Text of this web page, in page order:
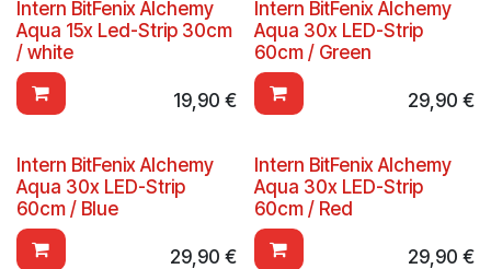
Intern BitFenix Alchemy
Aqua 15x Led-Strip 30cm
/ white
19,90 €
Intern BitFenix Alchemy
Aqua 30x LED-Strip
60cm / Green
29,90 €
Intern BitFenix Alchemy
Aqua 30x LED-Strip
60cm / Blue
29,90 €
Intern BitFenix Alchemy
Aqua 30x LED-Strip
60cm / Red
29,90 €